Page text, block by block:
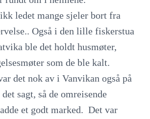
ledet mange sjeler bort fra
Også i den lille fiskerstua
ble det holdt husmøter,
som de ble kalt.
det nok av i Vanvikan også på
sagt, så de omreisende
et godt marked. Det var